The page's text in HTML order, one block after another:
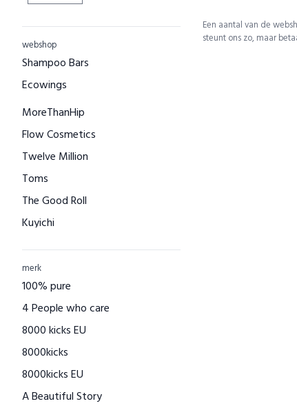
webshop
Shampoo Bars
Ecowings
MoreThanHip
Flow Cosmetics
Twelve Million
Toms
The Good Roll
Kuyichi
Bamigo
CAYBOO
Green Jump
Houtenspeelgoed-shop.nl
Menstruatiecups.nl
Natural Heroes
Waschbär
merk
100% pure
4 People who care
8000 kicks EU
8000kicks
8000kicks EU
A Beautiful Story
Een aantal van de
steunt ons zo, maar